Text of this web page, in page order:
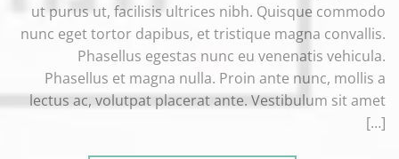
ut purus ut, facilisis ultrices nibh. Quisque commodo
nunc eget tortor dapibus, et tristique magna convallis.
Phasellus egestas nunc eu venenatis vehicula.
Phasellus et magna nulla. Proin ante nunc, mollis a
lectus ac, volutpat placerat ante. Vestibulum sit amet
[…]